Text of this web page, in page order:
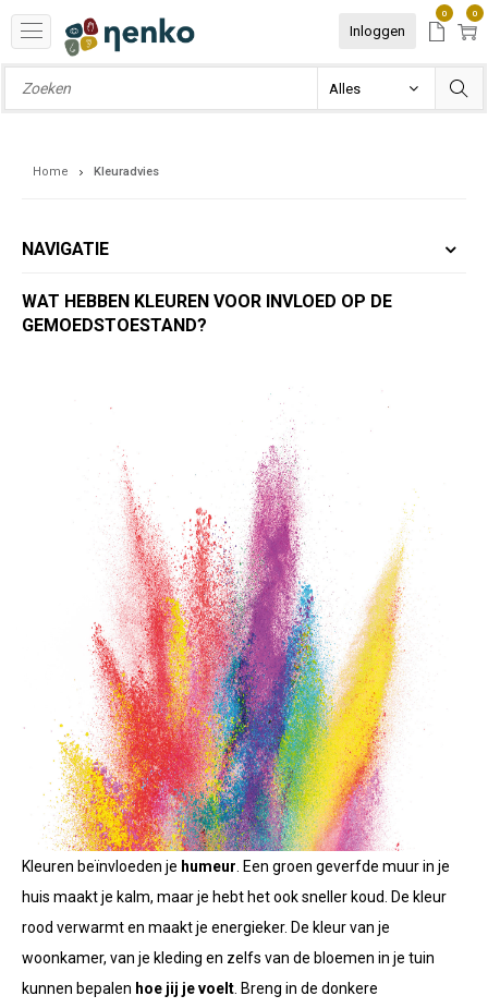
Inloggen
0 0
Home Kleuradvies
NAVIGATIE
WAT HEBBEN KLEUREN VOOR INVLOED OP DE
GEMOEDSTOESTAND?
Kleuren beïnvloeden je humeur . Een groen geverfde muur in je
huis maakt je kalm, maar je hebt het ook sneller koud. De kleur
rood verwarmt en maakt je energieker. De kleur van je
woonkamer, van je kleding en zelfs van de bloemen in je tuin
kunnen bepalen hoe jij je voelt . Breng in de donkere